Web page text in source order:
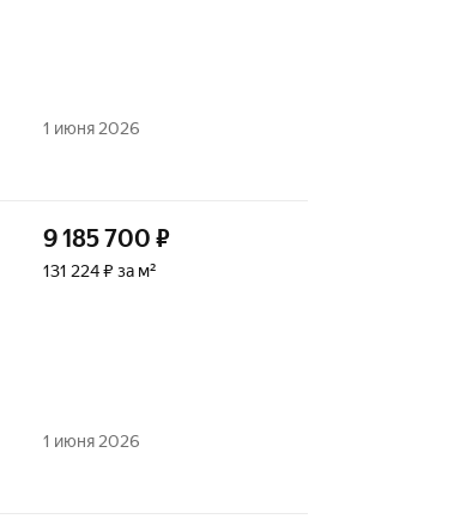
1 июня 2026
9 185 700 ₽
131 224 ₽ за м²
1 июня 2026